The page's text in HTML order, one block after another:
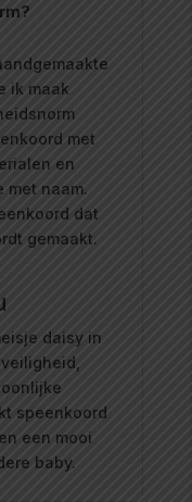
ik maak
met
en
met naam.
dat
gemaakt.
daisy in
speenkoord
een mooi
baby.